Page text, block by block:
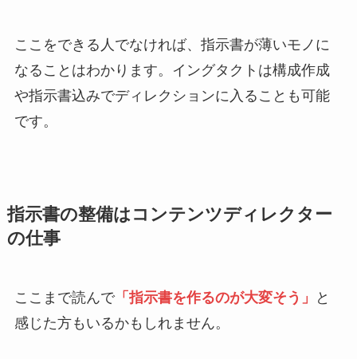
ここをできる人でなければ、指示書が薄いモノに
なることはわかります。イングタクトは構成作成
や指示書込みでディレクションに入ることも可能
です。
指示書の整備はコンテンツディレクター
の仕事
ここまで読んで「指示書を作るのが大変そう」
と
感じた方もいるかもしれません。